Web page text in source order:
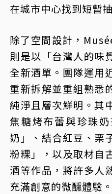
在城市中心找到短暫
除了空間設計，
則是以「台灣人的味
全新酒單。團隊運用
重新拆解並重組熟悉
純淨且層次鮮明。其
焦糖烤布蕾與珍珠
奶」、結合紅豆、栗
粉粿」，以及取材自
酒等作品，將許多人
充滿創意的微醺體驗。